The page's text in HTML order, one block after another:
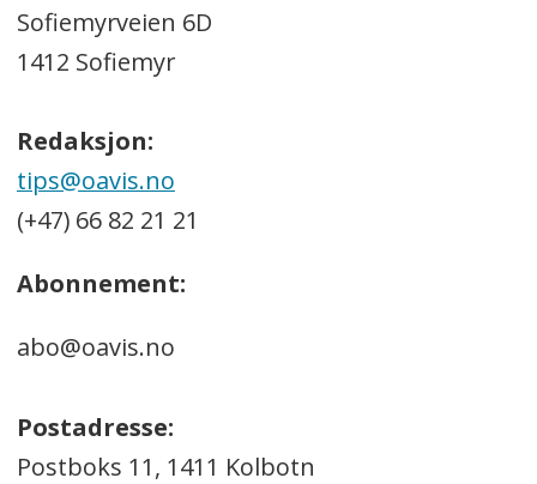
Sofiemyrveien 6D
1412 Sofiemyr
Redaksjon:
tips@oavis.no
(+47) 66 82 21 21
Abonnement:
abo@oavis.no
Postadresse:
Postboks 11, 1411 Kolbotn